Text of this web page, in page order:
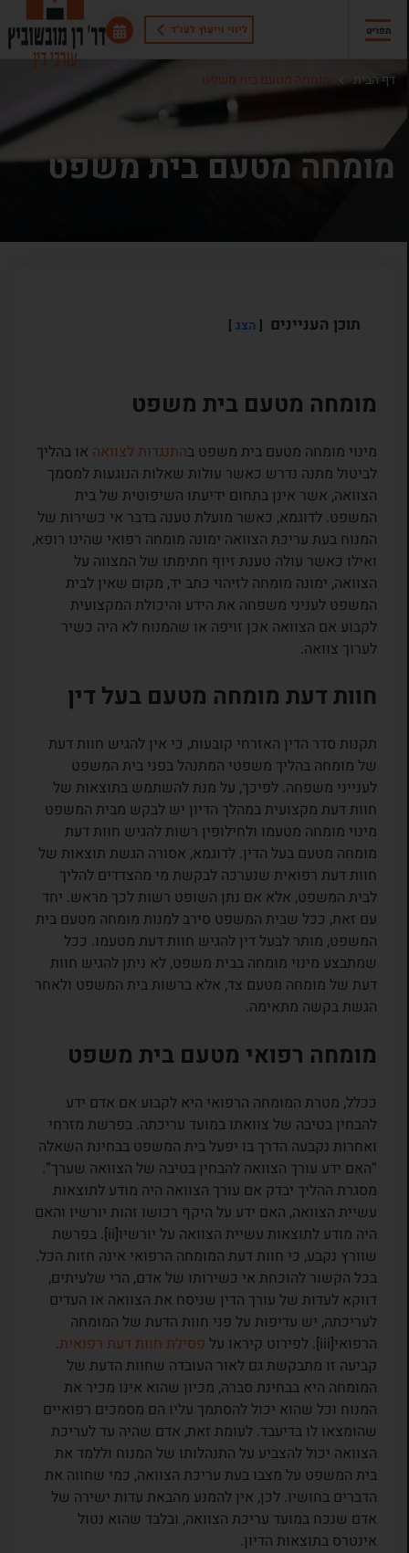
ליווי וייעוץ לעו"ד תפריט
דף הבית מומחה מטעם בית משפט
מומחה מטעם בית משפט
תוכן העניינים הצג
מומחה מטעם בית משפט
מינוי מומחה מטעם בית משפט בהתנגדות לצוואהאו בהליך
לביטול מתנה נדרש כאשר עולות שאלות הנוגעות למסמך
הצוואה, אשר אינן בתחום ידיעתו השיפוטית של בית
המשפט. לדוגמא, כאשר מועלת טענה בדבר אי כשירות של
המנוח בעת עריכת הצוואה ימונה מומחה רפואי שהינו רופא,
ואילו כאשר עולה טענת זיוף חתימתו של המצווה על
הצוואה, ימונה מומחה לזיהוי כתב יד, מקום שאין לבית
המשפט לעניני משפחה את הידע והיכולת המקצועית
לקבוע אם הצוואה אכן זויפה או שהמנוח לא היה כשיר
לערוך צוואה.
חוות דעת מומחה מטעם בעל דין
תקנות סדר הדין האזרחי קובעות, כי אין להגיש חוות דעת
של מומחה בהליך משפטי המתנהל בפני בית המשפט
לענייני משפחה. לפיכך, על מנת להשתמש בתוצאות של
חוות דעת מקצועית במהלך הדיון יש לבקש מבית המשפט
מינוי מומחה מטעמו ולחילופין רשות להגיש חוות דעת
מומחה מטעם בעל הדין. לדוגמא, אסורה הגשת תוצאות של
חוות דעת רפואית שנערכה לבקשת מי מהצדדים להליך
לבית המשפט, אלא אם נתן השופט רשות לכך מראש. יחד
עם זאת, ככל שבית המשפט סירב למנות מומחה מטעם בית
המשפט, מותר לבעל דין להגיש חוות דעת מטעמו. ככל
שמתבצע מינוי מומחה בבית משפט, לא ניתן להגיש חוות
דעת של מומחה מטעם צד, אלא ברשות בית המשפט ולאחר
הגשת בקשה מתאימה.
מומחה רפואי מטעם בית משפט
ככלל, מטרת המומחה הרפואי היא לקבוע אם אדם ידע
להבחין בטיבה של צוואתו במועד עריכתה. בפרשת מזרחי
ואחרות נקבעה הדרך בו יפעל בית המשפט בבחינת השאלה
“האם ידע עורך הצוואה להבחין בטיבה של הצוואה שערך”.
מסגרת ההליך יבדק אם עורך הצוואה היה מודע לתוצאות
עשיית הצוואה, האם ידע על היקף רכושו זהות יורשיו והאם
היה מודע לתוצאות עשיית הצוואה על יורשיו[ii]. בפרשת
שוורץ נקבע, כי חוות דעת המומחה הרפואי אינה חזות הכל.
בכל הקשור להוכחת אי כשירותו של אדם, הרי שלעיתים,
דווקא לעדות של עורך הדין שניסח את הצוואה או העדים
לעריכתה, יש עדיפות על פני חוות הדעת של המומחה
הרפואי[iii]. לפירוט קיראו על
פסילת חוות דעת רפואית.
קביעה זו מתבקשת גם לאור העובדה שחוות הדעת של
המומחה היא בבחינת סברה, מכיון שהוא אינו מכיר את
המנוח וכל שהוא יכול להסתמך עליו הם מסמכים רפואיים
שהומצאו לו בדיעבד. לעומת זאת, אדם שהיה עד לעריכת
הצוואה יכול להצביע על התנהלותו של המנוח וללמד את
בית המשפט על מצבו בעת עריכת הצוואה, כמי שחווה את
הדברים בחושיו. לכן, אין להמנע מהבאת עדות ישירה של
אדם שנכח במועד עריכת הצוואה, ובלבד שהוא נטול
אינטרס בתוצאות הדיון.